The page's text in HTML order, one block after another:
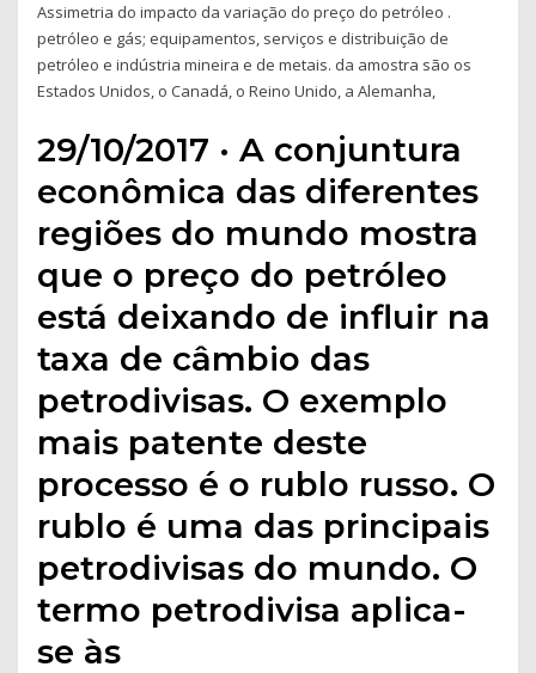
Assimetria do impacto da variação do preço do petróleo .
petróleo e gás; equipamentos, serviços e distribuição de
petróleo e indústria mineira e de metais. da amostra são os
Estados Unidos, o Canadá, o Reino Unido, a Alemanha,
29/10/2017 · A conjuntura
econômica das diferentes
regiões do mundo mostra
que o preço do petróleo
está deixando de influir na
taxa de câmbio das
petrodivisas. O exemplo
mais patente deste
processo é o rublo russo. O
rublo é uma das principais
petrodivisas do mundo. O
termo petrodivisa aplica-
se às